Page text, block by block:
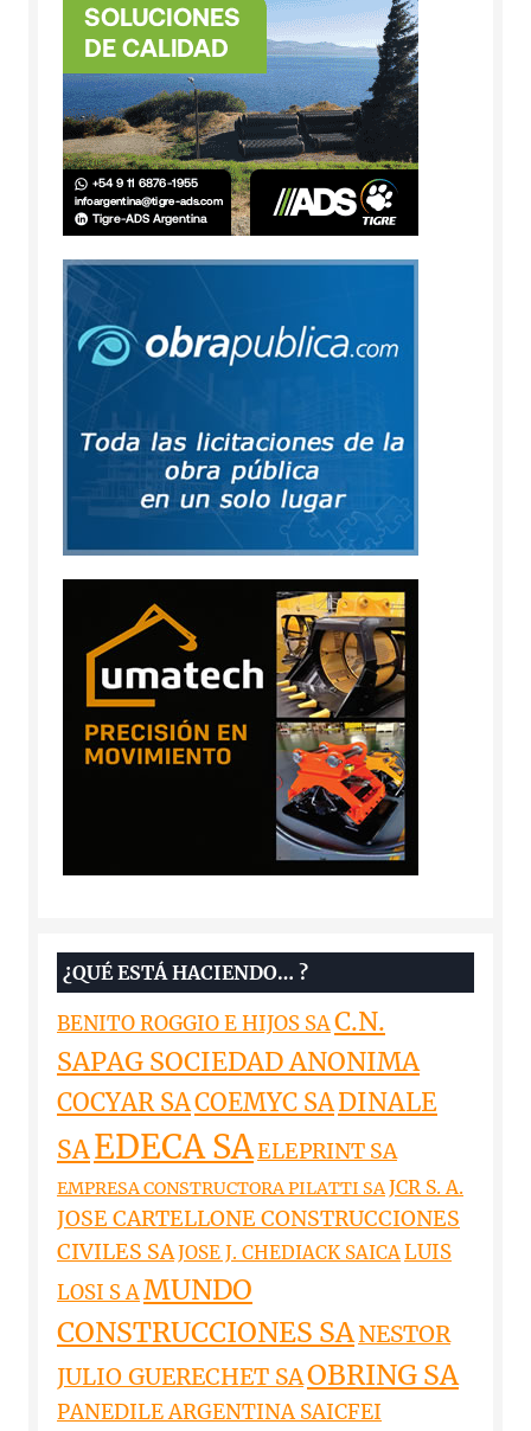
¿QUÉ ESTÁ HACIENDO… ?
BENITO ROGGIO E HIJOS SAC.N.
SAPAG SOCIEDAD ANONIMA
COCYAR SACOEMYC SADINALE
SAEDECA SAELEPRINT SA
EMPRESA CONSTRUCTORA PILATTI SAJCR S. A.
JOSE CARTELLONE CONSTRUCCIONES
CIVILES SAJOSE J. CHEDIACK SAICALUIS
LOSI S AMUNDO
CONSTRUCCIONES SANESTOR
JULIO GUERECHET SAOBRING SA
PANEDILE ARGENTINA SAICFEI